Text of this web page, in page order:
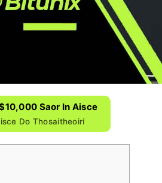
Saor In Aisce
Do Thosaitheoirí